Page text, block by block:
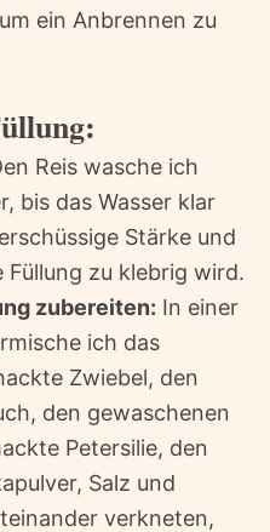
ein Anbrennen zu
Reis wasche ich
bis das Wasser klar
Stärke und
zu klebrig wird.
zubereiten: In einer
ich das
Zwiebel, den
den gewaschenen
Petersilie, den
Salz und
verkneten,